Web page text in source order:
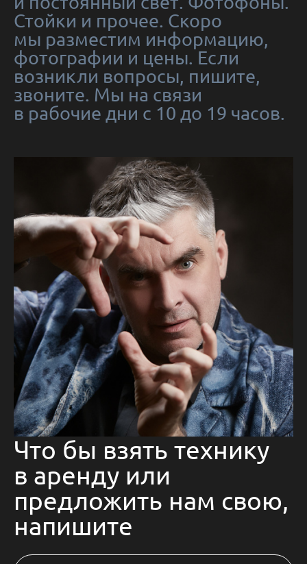
Стойки и прочее. Скоро
мы разместим информацию,
фотографии и цены. Если
возникли вопросы, пишите,
звоните. Мы на связи
в рабочие дни с 10 до 19 часов.
Что бы взять технику
в аренду или
предложить нам свою,
напишите